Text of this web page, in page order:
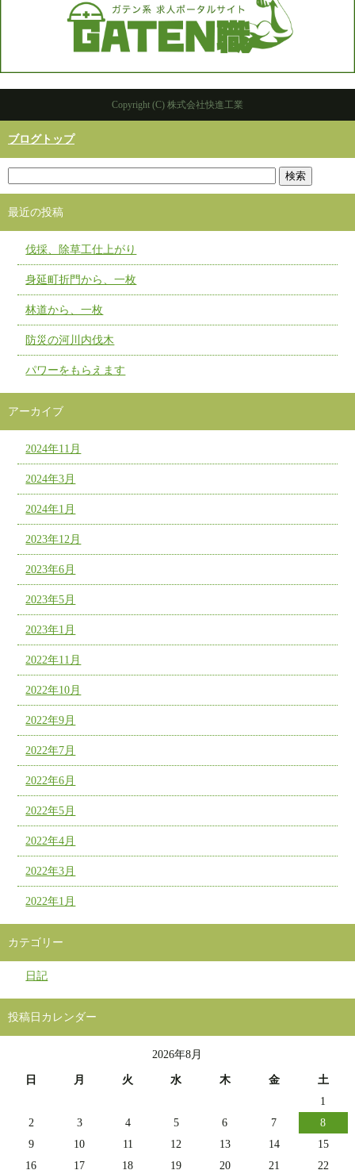
Copyright (C) 株式会社快進工業
ブログトップ
最近の投稿
伐採、除草工仕上がり
身延町折門から、一枚
林道から、一枚
防災の河川内伐木
パワーをもらえます
アーカイブ
2024年11月
2024年3月
2024年1月
2023年12月
2023年6月
2023年5月
2023年1月
2022年11月
2022年10月
2022年9月
2022年7月
2022年6月
2022年5月
2022年4月
2022年3月
2022年1月
カテゴリー
日記
投稿日カレンダー
2026年8月
日 月 火 水 木 金
土
1
2
3 4 5 6 7
8
9
10 11 12 13 14
15
16
17 18 19 20 21 22